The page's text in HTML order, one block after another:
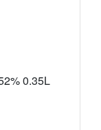
0.35L